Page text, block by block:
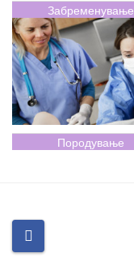
Забременување
Породување